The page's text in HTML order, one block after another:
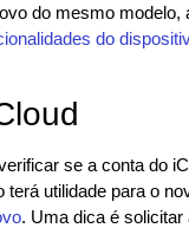
do mesmo
do
se a conta do
utilidade para o
. Uma dica é